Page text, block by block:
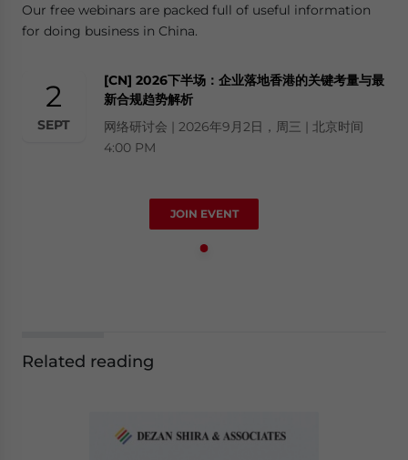
Our free webinars are packed full of useful information
for doing business in China.
2
SEPT
[CN] 2026下半场：企业落地香港的关键考量与最
新合规趋势解析
网络研讨会 | 2026年9月2日，周三 | 北京时间
4:00 PM
JOIN EVENT
Related reading